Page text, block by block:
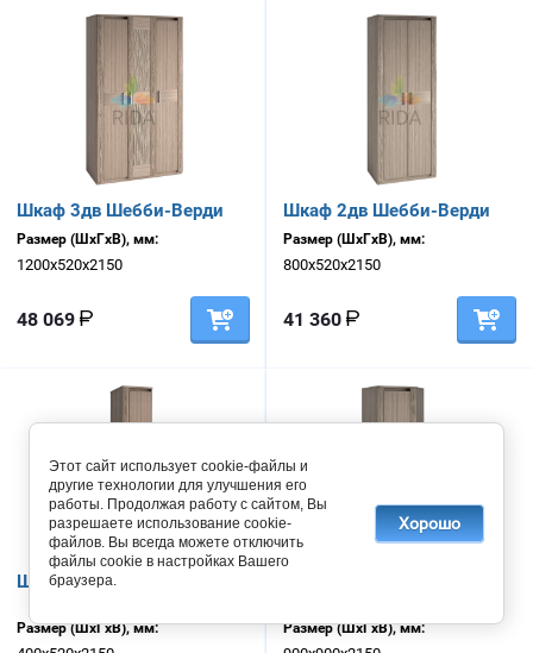
Шкаф 3дв Шебби-Верди
Размер (ШхГхВ), мм:
1200х520х2150
48 069
Шкаф 2дв Шебби-Верди
Размер (ШхГхВ), мм:
800х520х2150
41 360
Шкаф 1дв Шебби-Верди
Размер (ШхГхВ), мм: Размер (ШхГхВ), мм:
Этот сайт использует cookie-файлы и
другие технологии для улучшения его
работы. Продолжая работу с сайтом, Вы
разрешаете использование cookie-
файлов. Вы всегда можете отключить
файлы cookie в настройках Вашего
браузера.
Хорошо